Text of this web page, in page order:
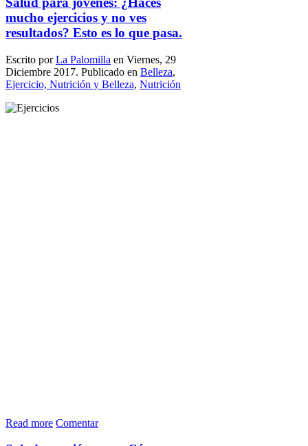
mucho ejercicios y no ves
resultados? Esto es lo que pasa.
Escrito porLa Palomilla en Viernes, 29
Diciembre 2017. Publicado en Belleza,
Ejercicio, Nutrición y Belleza, Nutrición
Read more Comentar